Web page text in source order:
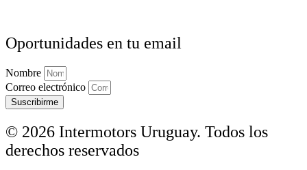
Oportunidades en tu email
Nombre
Correo electrónico
Suscribirme
© 2026 Intermotors Uruguay. Todos los
derechos reservados